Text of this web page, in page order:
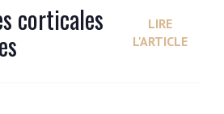
corticales
LIRE
L'ARTICLE